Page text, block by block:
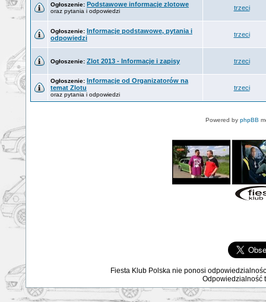
Ogłoszenie: Podstawowe informacje zlotowe
oraz pytania i odpowiedzi trzeci
Ogłoszenie: Informacje podstawowe, pytania i
odpowiedzi
trzeci
Ogłoszenie: Zlot 2013 - Informacje i zapisy trzeci
Ogłoszenie: Informacje od Organizatorów na
temat Zlotu
oraz pytania i odpowiedzi
trzeci
Powered by phpBB
Fiesta Klub Polska nie ponosi
Odpowiedzialność